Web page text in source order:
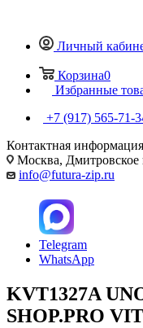
Личный
Корзина0
Избранные
+7 (917) 565-71-
Контактная информация
Москва, Дмитровское
info@futura-zip.ru
Telegram
WhatsApp
KVT1327A
SHOP.PRO